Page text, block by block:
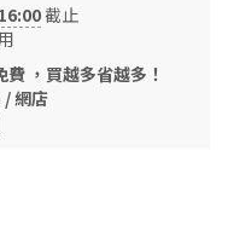
截止
，買越多省越多！
/網店